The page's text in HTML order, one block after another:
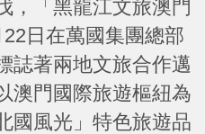
，「黑龍江文旅澳門
日在萬國集團總部
誌著兩地文旅合作邁
澳門國際旅遊樞紐為
國風光」特色旅遊品